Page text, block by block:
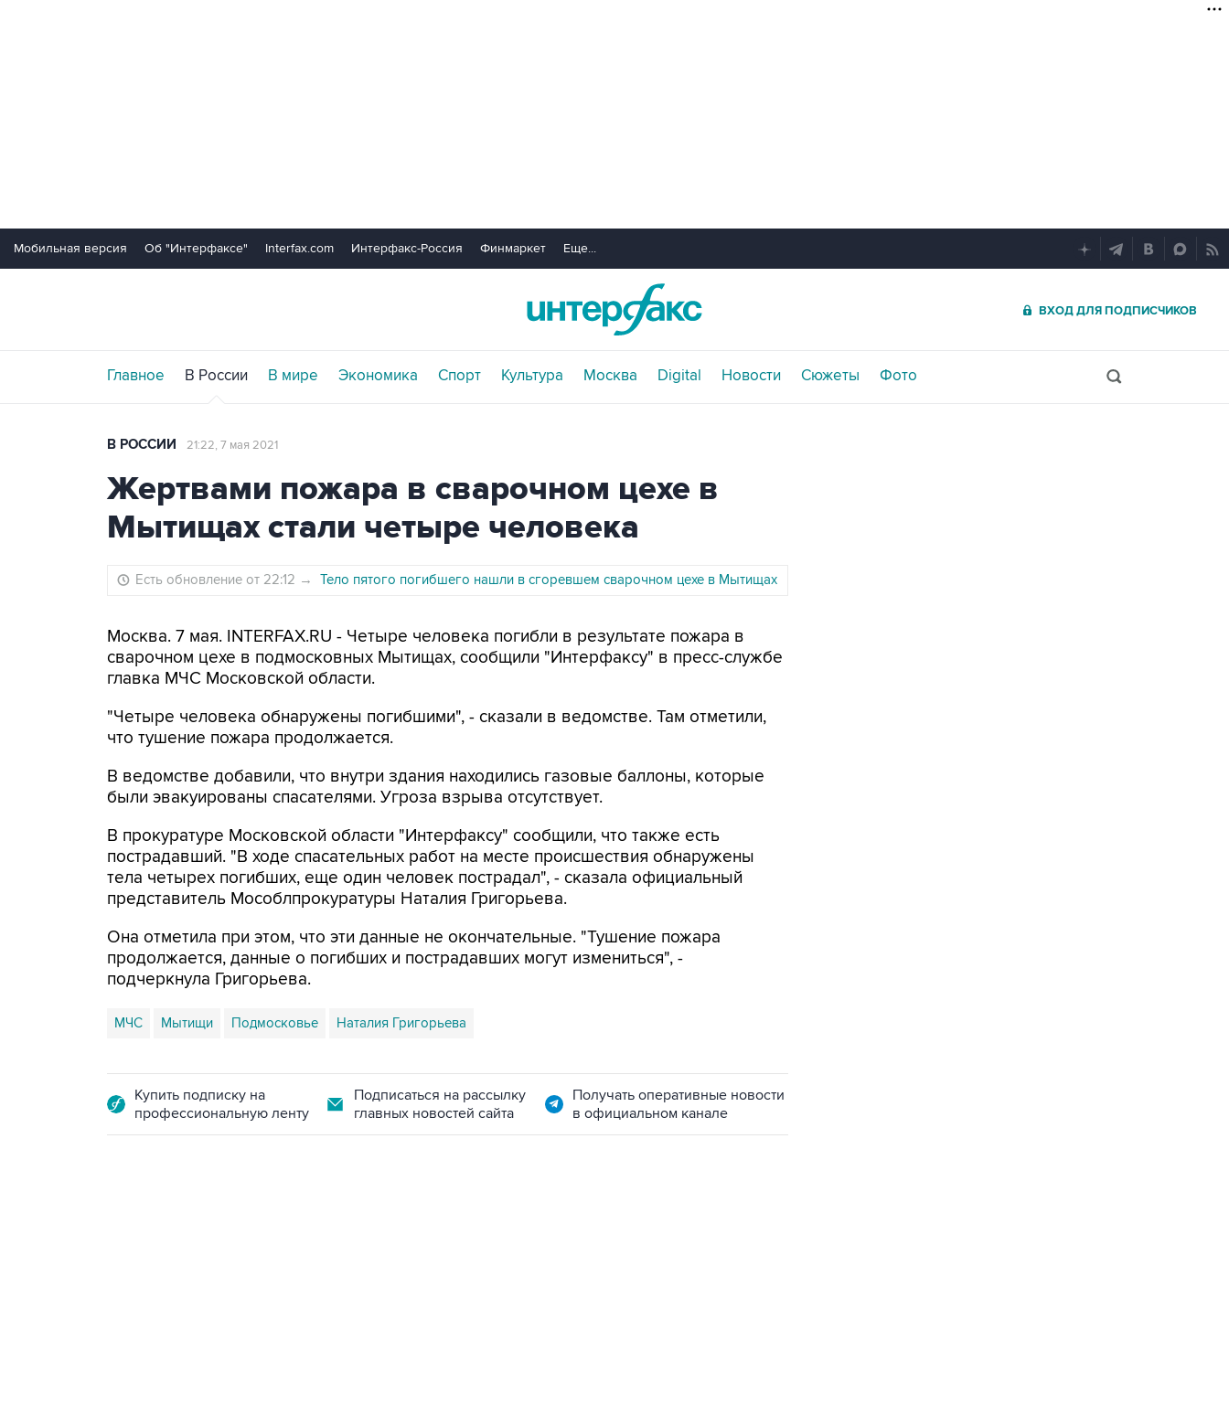
Мобильная версия Об "Интерфаксе" Interfax.com Интерфакс-Россия Финмаркет Еще...
ВХОД ДЛЯ ПОДПИСЧИКОВ
Главное В России В мире Экономика Спорт Культура Москва Digital Новости Сюжеты Фото
В РОССИИ 21:22, 7 мая 2021
Жертвами пожара в сварочном цехе в
Мытищах стали четыре человека
Есть обновление от 22:12 → Тело пятого погибшего нашли в сгоревшем сварочном цехе в Мытищах
Москва. 7 мая. INTERFAX.RU - Четыре человека погибли в результате пожара в
сварочном цехе в подмосковных Мытищах, сообщили "Интерфаксу" в пресс-службе
главка МЧС Московской области.
"Четыре человека обнаружены погибшими", - сказали в ведомстве. Там отметили,
что тушение пожара продолжается.
В ведомстве добавили, что внутри здания находились газовые баллоны, которые
были эвакуированы спасателями. Угроза взрыва отсутствует.
В прокуратуре Московской области "Интерфаксу" сообщили, что также есть
пострадавший. "В ходе спасательных работ на месте происшествия обнаружены
тела четырех погибших, еще один человек пострадал", - сказала официальный
представитель Мособлпрокуратуры Наталия Григорьева.
Она отметила при этом, что эти данные не окончательные. "Тушение пожара
продолжается, данные о погибших и пострадавших могут измениться", -
подчеркнула Григорьева.
МЧС Мытищи Подмосковье Наталия Григорьева
Купить подписку на
профессиональную ленту
Подписаться на рассылку
главных новостей сайта
Получать оперативные новости
в официальном канале